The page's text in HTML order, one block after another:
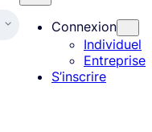
Connexion
Individuel
Entreprise
S’inscrire